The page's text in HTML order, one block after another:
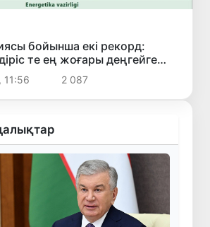
бойынша екі рекорд:
те ең жоғары деңгейге
11:56 2 087